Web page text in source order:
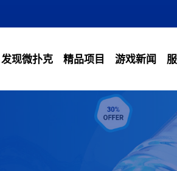
发现微扑克 精品项目 游戏新闻